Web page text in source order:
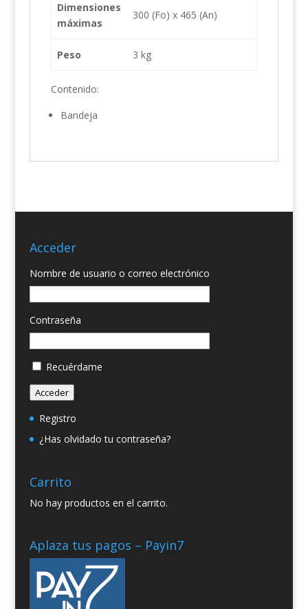
Dimensiones
máximas
300 (Fo) x 465 (An)
Peso 3 kg
Contenido:
Bandeja
Acceder
Nombre de usuario o correo electrónico
Contraseña
Recuérdame
Acceder
Registro
¿Has olvidado tu contraseña?
Carrito
No hay productos en el carrito.
Aplaza tus pagos – Payin7